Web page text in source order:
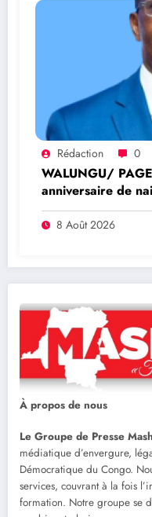
Rédaction 0
WALUNGU/
anniversaire de
Amato
courage,
8 Août 2026
À propos de nous
Le Groupe de Presse
médiatique d’envergure,
Démocratique du Congo.
services, couvrant à la fois
formation. Notre groupe se